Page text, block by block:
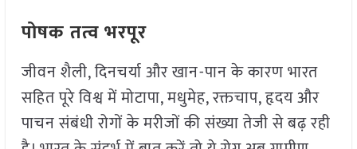
पोषक तत्व भरपूर
जीवन शैली, दिनचर्या और खान-पान के कारण भारत
सहित पूरे विश्व में मोटापा, मधुमेह, रक्तचाप, हृदय और
पाचन संबंधी रोगों के मरीजों की संख्या तेजी से बढ़ रही